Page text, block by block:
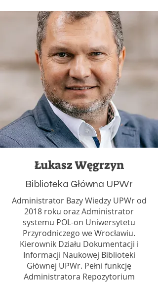
Łukasz Węgrzyn
Biblioteka Główna UPWr
Administrator Bazy Wiedzy UPWr od
2018 roku oraz Administrator
systemu POL-on Uniwersytetu
Przyrodniczego we Wrocławiu.
Kierownik Działu Dokumentacji i
Informacji Naukowej Biblioteki
Głównej UPWr. Pełni funkcję
Administratora Repozytorium